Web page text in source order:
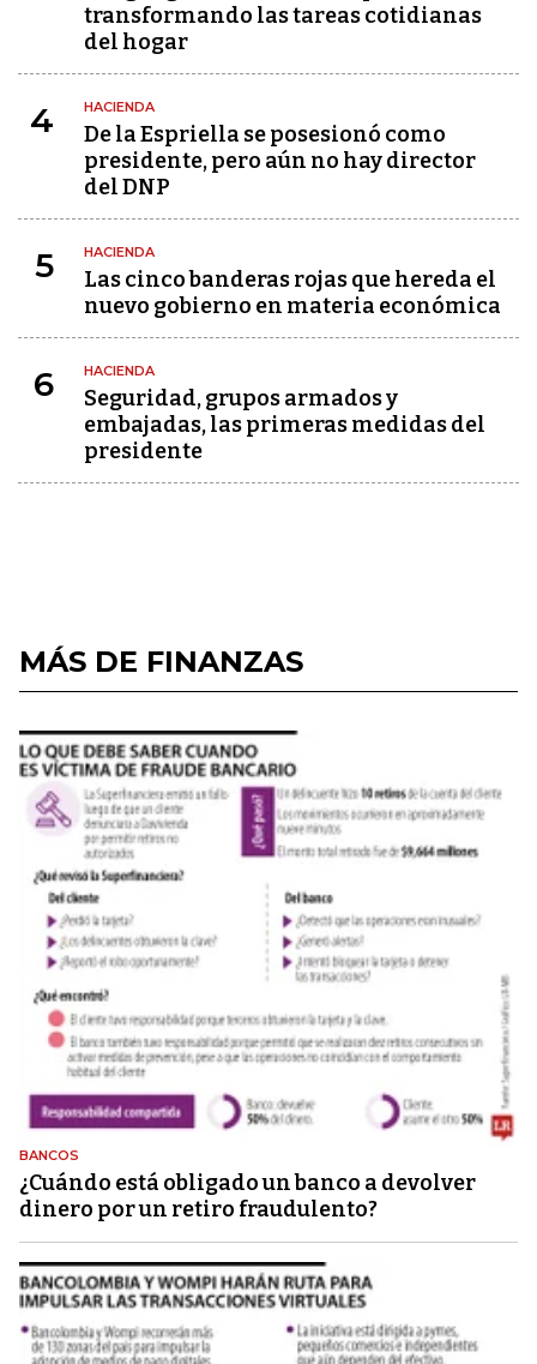
transformando las tareas cotidianas
del hogar
4 HACIENDA
De la Espriella se posesionó como
presidente, pero aún no hay director
del DNP
5 HACIENDA
Las cinco banderas rojas que hereda el
nuevo gobierno en materia económica
6 HACIENDA
Seguridad, grupos armados y
embajadas, las primeras medidas del
presidente
MÁS DE FINANZAS
BANCOS
¿Cuándo está obligado un banco a devolver
dinero por un retiro fraudulento?